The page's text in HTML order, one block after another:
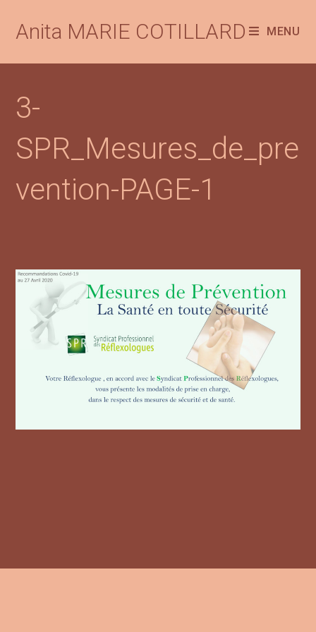
Anita MARIE COTILLARD MENU
3-
SPR_Mesures_de_pre
vention-PAGE-1